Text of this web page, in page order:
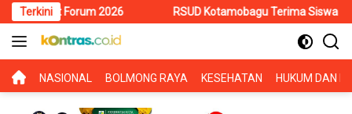
Langsung
ke
konten
Terkini
2026 RSUD Kotamobagu Terima Siswa PKL SMK
BERANDA
NASIONAL BOLMONG RAYA KESEHATAN HUKUM DAN